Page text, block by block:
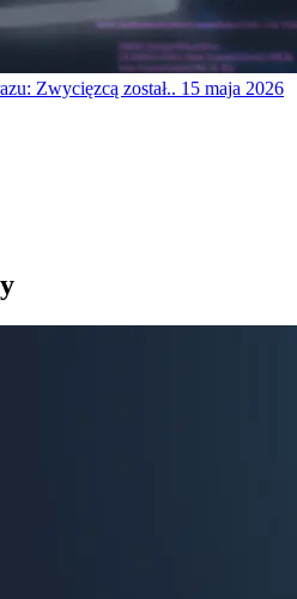
Zwycięzcą został.. 15 maja 2026